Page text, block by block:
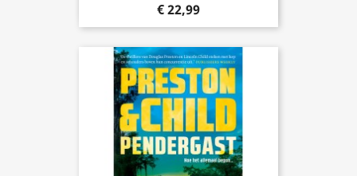
€ 22,99